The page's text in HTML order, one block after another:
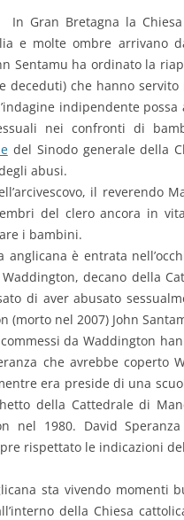
In Gran Bretagna la
e molte ombre arrivano
Sentamu ha ordinato la
deceduti) che hanno
indipendente
nei confronti di
del Sinodo generale della
abusi.
il reverendo
del clero ancora in
i bambini.
anglicana è entrata
decano della
di aver abusato
(morto nel 2007) John
da Waddington
che avrebbe coperto
era preside di una
della Cattedrale di
nel 1980. David
rispettato le indicazioni
sta vivendo momenti
della Chiesa